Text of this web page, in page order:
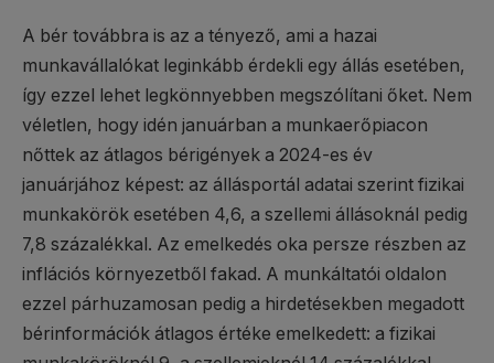
A bér továbbra is az a tényező, ami a hazai
munkavállalókat leginkább érdekli egy állás esetében,
így ezzel lehet legkönnyebben megszólítani őket. Nem
véletlen, hogy idén januárban a munkaerőpiacon
nőttek az átlagos bérigények a 2024-es év
januárjához képest: az állásportál adatai szerint fizikai
munkakörök esetében 4,6, a szellemi állásoknál pedig
7,8 százalékkal. Az emelkedés oka persze részben az
inflációs környezetből fakad. A munkáltatói oldalon
ezzel párhuzamosan pedig a hirdetésekben megadott
bérinformációk átlagos értéke emelkedett: a fizikai